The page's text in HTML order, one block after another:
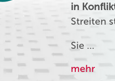
in
Streiten
Sie …
mehr